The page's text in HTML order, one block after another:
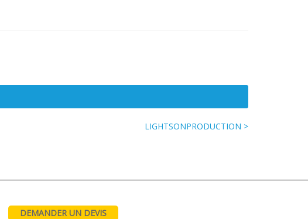
LIGHTSONPRODUCTION >
DEMANDER UN DEVIS